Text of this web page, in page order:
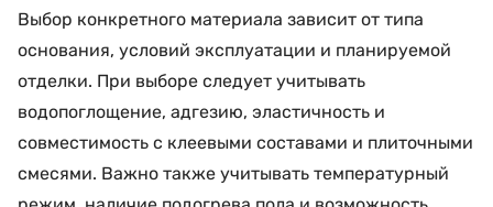
Выбор конкретного материала зависит от типа
основания, условий эксплуатации и планируемой
отделки. При выборе следует учитывать
водопоглощение, адгезию, эластичность и
совместимость с клеевыми составами и плиточными
смесями. Важно также учитывать температурный